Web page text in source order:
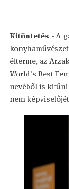
Kitüntetés - A
étterme, az
World's Best
nevéből is
nem